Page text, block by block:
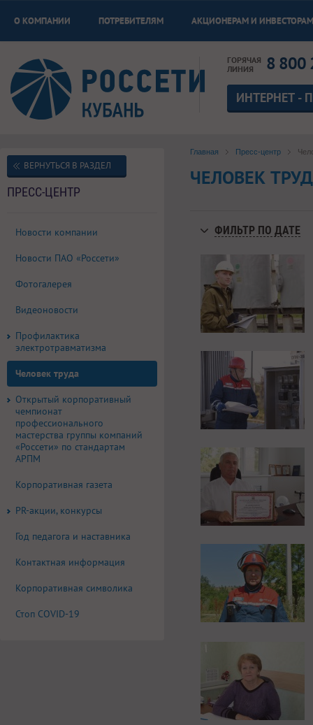
О КОМПАНИИ ПОТРЕБИТЕЛЯМ АКЦИОНЕРАМ И ИНВЕСТОРАМ
ГОРЯЧАЯ
ЛИНИЯ
8 800
ИНТЕРНЕТ -
Главная Пресс-центр
ЧЕЛОВЕК
ФИЛЬТР ПО ДАТЕ
ВЕРНУТЬСЯ В РАЗДЕЛ
ПРЕСС-ЦЕНТР
Новости компании
Новости ПАО «Россети»
Фотогалерея
Видеоновости
Профилактика
электротравматизма
Человек труда
Открытый корпоративный
чемпионат
профессионального
мастерства группы компаний
«Россети» по стандартам
АРПМ
Корпоративная газета
PR-акции, конкурсы
Год педагога и наставника
Контактная информация
Корпоративная символика
Стоп COVID-19